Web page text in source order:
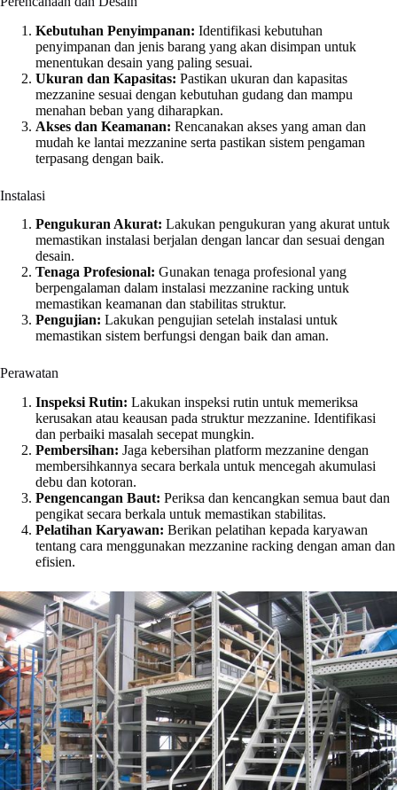
Kebutuhan Penyimpanan: Identifikasi kebutuhan
penyimpanan dan jenis barang yang akan disimpan untuk
menentukan desain yang paling sesuai.
Ukuran dan Kapasitas: Pastikan ukuran dan kapasitas
mezzanine sesuai dengan kebutuhan gudang dan mampu
menahan beban yang diharapkan.
Akses dan Keamanan: Rencanakan akses yang aman dan
mudah ke lantai mezzanine serta pastikan sistem pengaman
terpasang dengan baik.
Instalasi
Pengukuran Akurat: Lakukan pengukuran yang akurat untuk
memastikan instalasi berjalan dengan lancar dan sesuai dengan
desain.
Tenaga Profesional: Gunakan tenaga profesional yang
berpengalaman dalam instalasi mezzanine racking untuk
memastikan keamanan dan stabilitas struktur.
Pengujian: Lakukan pengujian setelah instalasi untuk
memastikan sistem berfungsi dengan baik dan aman.
Perawatan
Inspeksi Rutin: Lakukan inspeksi rutin untuk memeriksa
kerusakan atau keausan pada struktur mezzanine. Identifikasi
dan perbaiki masalah secepat mungkin.
Pembersihan: Jaga kebersihan platform mezzanine dengan
membersihkannya secara berkala untuk mencegah akumulasi
debu dan kotoran.
Pengencangan Baut: Periksa dan kencangkan semua baut dan
pengikat secara berkala untuk memastikan stabilitas.
Pelatihan Karyawan: Berikan pelatihan kepada karyawan
tentang cara menggunakan mezzanine racking dengan aman dan
efisien.